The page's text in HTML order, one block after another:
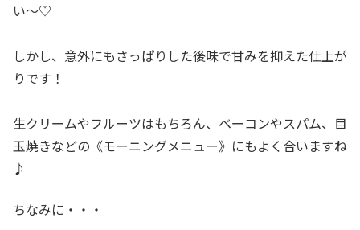
い～♡
しかし、意外にもさっぱりした後味で甘みを抑えた仕上が
りです！
生クリームやフルーツはもちろん、ベーコンやスパム、目
玉焼きなどの《モーニングメニュー》にもよく合いますね
♪
ちなみに・・・